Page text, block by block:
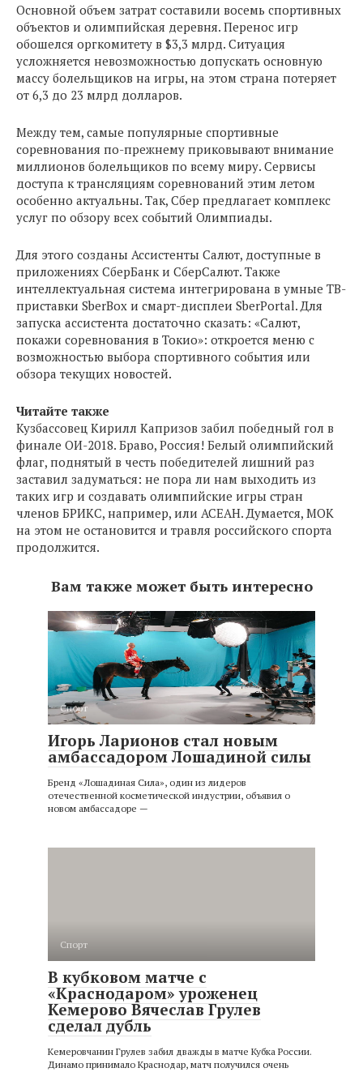
Основной объем затрат составили восемь спортивных
объектов и олимпийская деревня. Перенос игр
обошелся оргкомитету в $3,3 млрд. Ситуация
усложняется невозможностью допускать основную
массу болельщиков на игры, на этом страна потеряет
от 6,3 до 23 млрд долларов.
Между тем, самые популярные спортивные
соревнования по-прежнему приковывают внимание
миллионов болельщиков по всему миру. Сервисы
доступа к трансляциям соревнований этим летом
особенно актуальны. Так, Сбер предлагает комплекс
услуг по обзору всех событий Олимпиады.
Для этого созданы Ассистенты Салют, доступные в
приложениях СберБанк и СберСалют. Также
интеллектуальная система интегрирована в умные ТВ-
приставки SberBox и смарт-дисплеи SberPortal. Для
запуска ассистента достаточно сказать: «Салют,
покажи соревнования в Токио»: откроется меню с
возможностью выбора спортивного события или
обзора текущих новостей.
Читайте также
Кузбассовец Кирилл Капризов забил победный гол в
финале ОИ-2018. Браво, Россия! Белый олимпийский
флаг, поднятый в честь победителей лишний раз
заставил задуматься: не пора ли нам выходить из
таких игр и создавать олимпийские игры стран
членов БРИКС, например, или АСЕАН. Думается, МОК
на этом не остановится и травля российского спорта
продолжится.
Вам также может быть интересно
Спорт
Игорь Ларионов стал новым
амбассадором Лошадиной силы
Бренд «Лошадиная Сила», один из лидеров
отечественной косметической индустрии, объявил о
новом амбассадоре —
Спорт
В кубковом матче с
«Краснодаром» уроженец
Кемерово Вячеслав Грулев
сделал дубль
Кемеровчанин Грулев забил дважды в матче Кубка России.
Динамо принимало Краснодар, матч получился очень